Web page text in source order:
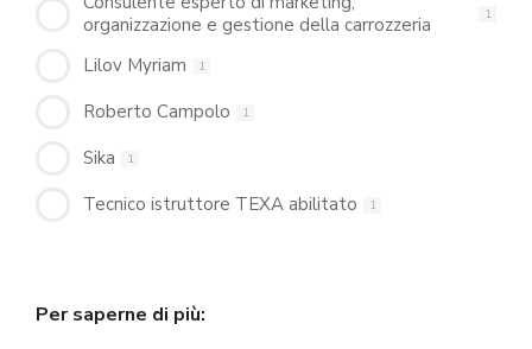
organizzazione e gestione della carrozzeria
1
Lilov Myriam 1
Roberto Campolo 1
Sika 1
Tecnico istruttore TEXA abilitato 1
Per saperne di più: